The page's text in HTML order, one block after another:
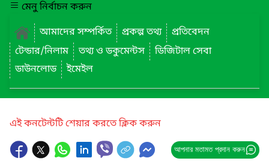
মেনু নির্বাচন করুন
আমাদের সম্পর্কিত
প্রকল্প তথ্য
প্রতিবেদন
টেন্ডার/নিলাম
তথ্য ও ডকুমেন্টস
ডিজিটাল সেবা
ডাউনলোড
ইমেইল
এই কনটেন্টটি শেয়ার করতে ক্লিক করুন
আপনার মতামত প্রদান করুন